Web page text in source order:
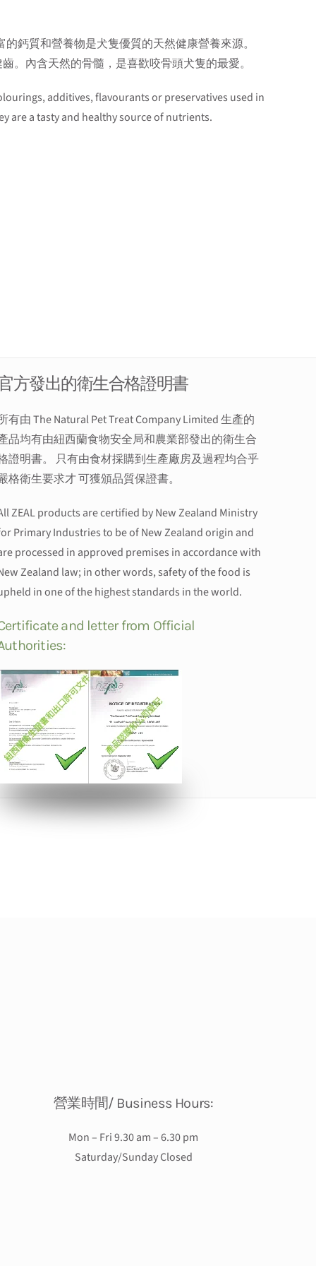
鈣質和營養物是犬隻優質的天然健康營養來源。
。內含天然的骨髓，是喜歡咬骨頭犬隻的最愛。
additives, flavourants or preservatives used in
are a tasty and healthy source of nutrients.
方發出的衛生合格證明書
有由 The Natural Pet Treat Company Limited 生產的
品均有由紐西蘭食物安全局和農業部發出的衛生合
證明書。 只有由食材採購到生產廠房及過程均合乎
格衛生要求才 可獲頒品質保證書。
ZEAL products are certified by New Zealand Ministry
Primary Industries to be of New Zealand origin and
processed in approved premises in accordance with
Zealand law; in other words, safety of the food is
in one of the highest standards in the world.
and letter from Official
營業時間/ Business Hours:
Mon – Fri9.30 am – 6.30 pm
Saturday/Sunday Closed